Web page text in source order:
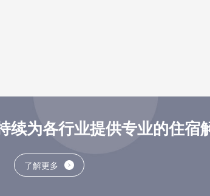
续为各行业提供专业的住宿
了解更多